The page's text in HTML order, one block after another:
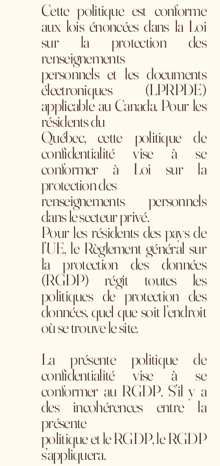
Cette politique est conforme
aux lois énoncées dans la Loi
sur la protection des
renseignements
personnels et les documents
électroniques (LPRPDE)
applicable au Canada. Pour les
résidents du
Québec, cette politique de
confidentialité vise à se
conformer à Loi sur la
protection des
renseignements personnels
dans le secteur privé.
Pour les résidents des pays de
l’UE, le Règlement général sur
la protection des données
(RGDP) régit toutes les
politiques de protection des
données, quel que soit l’endroit
où se trouve le site.
La présente politique de
confidentialité vise à se
conformer au RGDP. S’il y a
des incohérences entre la
présente
politique et le RGDP, le RGDP
s’appliquera.